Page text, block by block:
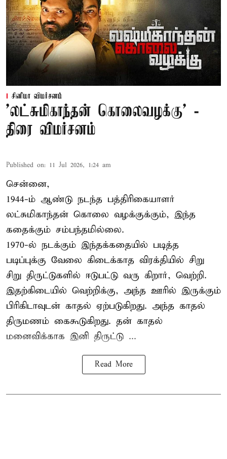
சினிமா விமர்சனம்
'லட்சுமிகாந்தன் கொலைவழக்கு' -
திரை விமர்சனம்
Published on: 11 Jul 2026, 1:24 am
சென்னை,
1944-ம் ஆண்டு நடந்த பத்திரிகையாளர்
லட்சுமிகாந்தன் கொலை வழக்குக்கும், இந்த
கதைக்கும் சம்பந்தமில்லை.
1970-ல் நடக்கும் இந்தக்கதையில் படித்த
படிப்புக்கு வேலை கிடைக்காத விரக்தியில் சிறு
சிறு திருட்டுகளில் ஈடுபட்டு வரு கிறார், வெற்றி.
இதற்கிடையில் வெற்றிக்கு, அந்த ஊரில் இருக்கும்
பிரிகிடாவுடன் காதல் ஏற்படுகிறது. அந்த காதல்
திருமணம் கைகூடுகிறது. தன் காதல்
மனைவிக்காக இனி திருட்டு ...
Read More